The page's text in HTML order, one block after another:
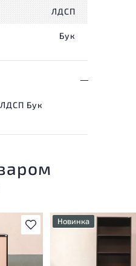
ЛДСП
Бук
Бук
В избранноеНовинка
эксплуатации, не